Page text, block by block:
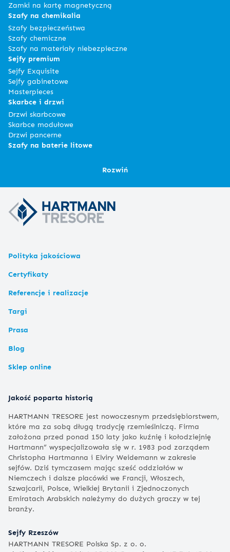
Zamki na kartę magnetyczną
Szafy na chemikalia
Szafy bezpieczeństwa
Szafy chemiczne
Szafy na materiały niebezpieczne
Sejfy premium
Sejfy Exquisite
Sejfy gabinetowe
Masterpieces
Skarbce i drzwi
Drzwi skarbcowe
Skarbce modułowe
Drzwi pancerne
Szafy na baterie litowe
Rozwiń
Polityka jakościowa
Certyfikaty
Referencje i realizacje
Targi
Prasa
Blog
Sklep online
Jakość poparta historią
HARTMANN TRESORE jest nowoczesnym przedsiębiorstwem,
które ma za sobą długą tradycję rzemieślniczą. Firma
założona przed ponad 150 laty jako kuźnię i kołodziejnię
Hartmann” wyspecjalizowała się w r. 1983 pod zarządem
Christopha Hartmanna i Elviry Weidemann w zakresie
sejfów. Dziś tymczasem mając sześć oddziałów w
Niemczech i dalsze placówki we Francji, Włoszech,
Szwajcarii, Polsce, Wielkiej Brytanii i Zjednoczonych
Emiratach Arabskich należymy do dużych graczy w tej
branży.
Sejfy Rzeszów
HARTMANN TRESORE Polska Sp. z o. o.